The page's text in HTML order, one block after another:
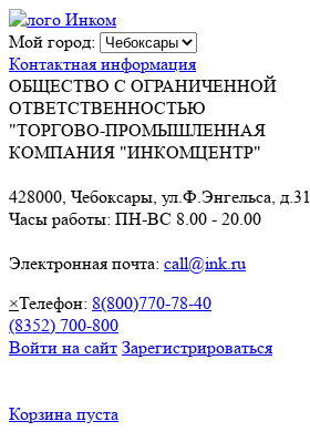
Мой город:
Контактная информация
ОБЩЕСТВО С ОГРАНИЧЕННОЙ
ОТВЕТСТВЕННОСТЬЮ
"ТОРГОВО-ПРОМЫШЛЕННАЯ
КОМПАНИЯ "ИНКОМЦЕНТР"
428000, Чебоксары, ул.Ф.Энгельса, д.31
Часы работы: ПН-ВС 8.00 - 20.00
Электронная почта: call@ink.ru
×Телефон: 8(800)770-78-40
(8352) 700-800
Войти на сайт Зарегистрироваться
Корзина пуста